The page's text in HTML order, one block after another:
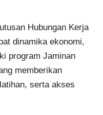
Hubungan Kerja
dinamika ekonomi,
program Jaminan
memberikan
serta akses